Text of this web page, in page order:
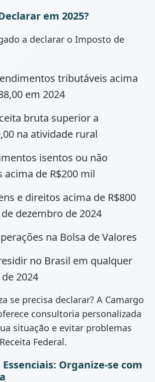
em 2025?
a declarar o Imposto de
tributáveis acima
em 2024
bruta superior a
na atividade rural
isentos ou não
de R$200 mil
e direitos acima de R$800
dezembro de 2024
na Bolsa de Valores
no Brasil em qualquer
2024
se precisa declarar? A Camargo
consultoria personalizada
situação e evitar problemas
Federal.
Organize-se com